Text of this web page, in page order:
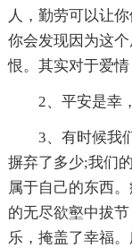
人，勤劳可以让
你会发现因为这
恨。其实对于爱情
2、平安是幸
3、有时候我
摒弃了多少;我们
属于自己的东西
的无尽欲壑中拔
乐，掩盖了幸福